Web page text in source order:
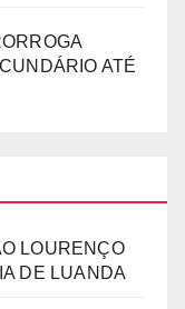
ATÉ
LOURENÇO
DE LUANDA